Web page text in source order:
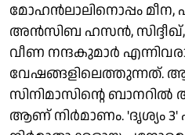
മോഹൻലാലിനൊപ്പം
അൻസിബ ഹസൻ,
വീണ നന്ദകുമാർ
വേഷങ്ങളിലെത്തുന്നത്.
സിനിമാസിന്റെ
ആണ് നിർമാണം. 'ദൃശ്യം 3'